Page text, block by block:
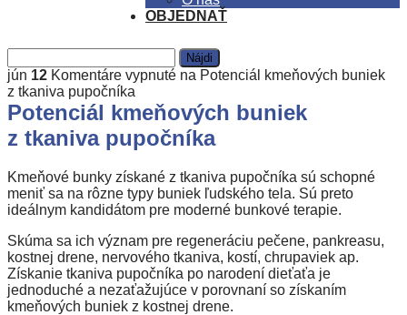
OBJEDNAŤ
jún 12 Komentáre vypnuté na Potenciál kmeňových buniek
z tkaniva pupočníka
Potenciál kmeňových buniek
z tkaniva pupočníka
Kmeňové bunky získané z tkaniva pupočníka sú schopné
meniť sa na rôzne typy buniek ľudského tela. Sú preto
ideálnym kandidátom pre moderné bunkové terapie.
Skúma sa ich význam pre regeneráciu pečene, pankreasu,
kostnej drene, nervového tkaniva, kostí, chrupaviek ap.
Získanie tkaniva pupočníka po narodení dieťaťa je
jednoduché a nezaťažujúce v porovnaní so získaním
kmeňových buniek z kostnej drene.